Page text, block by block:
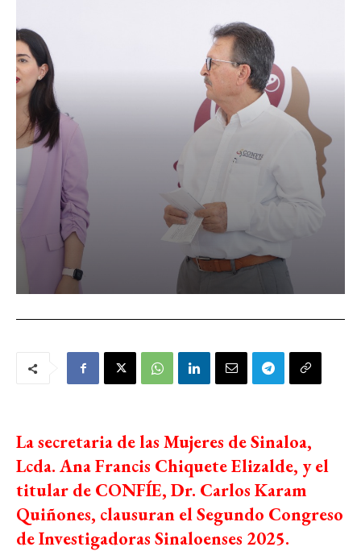
La secretaria de las Mujeres de Sinaloa,
Lcda. Ana Francis Chiquete Elizalde, y el
titular de CONFÍE, Dr. Carlos Karam
Quiñones, clausuran el Segundo Congreso
de Investigadoras Sinaloenses 2025.